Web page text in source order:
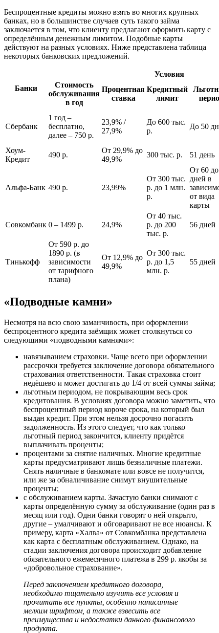
Беспроцентные кредиты можно взять во многих крупных
банках, но в большинстве случаев суть такого займа
заключается в том, что клиенту предлагают оформить карту с
определённым денежным лимитом. Подобные карты
действуют на разных условиях. Ниже представлена таблица
некоторых банковских предложений.
Банки
Условия
Стоимость
обслуживания
в год
Процентная
ставка
Кредитный
лимит
Сбербанк
1 год –
бесплатно,
далее – 750 р.
23,9% /
27,9%
До 600 тыс.
р.
До 50
Хоум-
Кредит
490 р.
От 29,9% до
49,9%
300 тыс. р. 51 день
Альфа-Банк 490 р. 23,99%
От 300 тыс.
р. до 1 млн.
р.
От 60
дней в
от вида
карты
Совкомбанк 0 – 1499 р. 24,9%
От 40 тыс.
р. до 200
тыс. р.
56 дней
Тинькофф
От 590 р. до
1890 р. (в
зависимости
от тарифного
плана)
От 12,9% до
49,9%
От 300 тыс.
р. до 1,5
млн. р.
55 дней
«Подводные камни»
Несмотря на всю свою заманчивость, при оформлении
беспроцентного кредита заёмщик может столкнуться со
следующими «подводными камнями»:
навязыванием страховки. Чаще всего при оформлении
рассрочки требуется заключение договора обязательного
страхования ответственности. Такая страховка стоит
недёшево и может достигать до 1/4 от всей суммы займа;
льготным периодом, не покрывающим весь срок
кредитования. В условиях договора можно заметить, что
беспроцентный период короче срока, на который был
выдан кредит. При этом нельзя досрочно погасить
задолженность. Из этого следует, что как только
льготный период закончится, клиенту придётся
выплачивать проценты;
процентами за снятие наличных. Многие кредитные
карты предусматривают лишь безналичные платежи.
Снять наличные в банкомате или вовсе не получится,
или же за обналичивание снимут внушительные
проценты;
с обслуживанием карты. Зачастую банки снимают с
карты определённую сумму за обслуживание (один раз в
месяц или год). Одни банки говорят о ней открыто,
другие – умалчивают и обговаривают не все нюансы. К
примеру, карта «Халва» от Совкомбанка представлена
как карта с бесплатным обслуживанием. Однако, на
стадии заключения договора происходит добавление
обязательного ежемесячного платежа в 299 р. якобы за
«добровольное страхование».
Перед заключением кредитного договора,
необходимо тщательно изучить все условия и
прочитать все пункты, особенно написанные
мелким шрифтом, а также взвесить все
преимущества и недостатки данного финансового
продукта.